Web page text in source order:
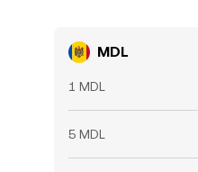
MDL
1 MDL
5 MDL